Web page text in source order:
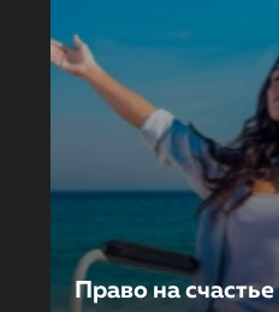
Право на счастье